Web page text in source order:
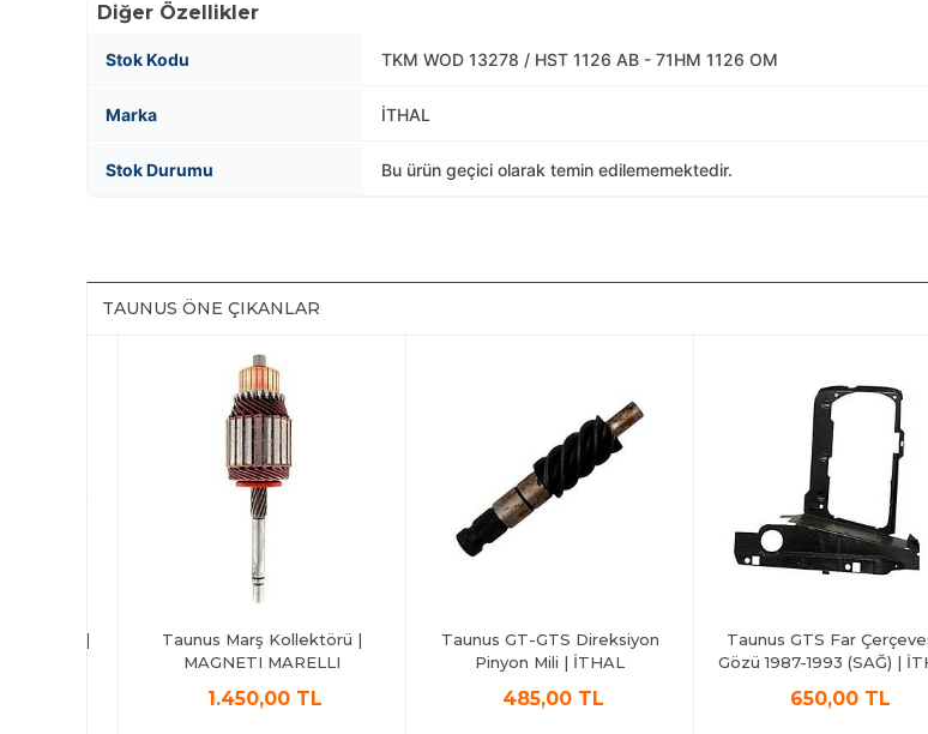
Diğer Özellikler
Stok Kodu TKM WOD 13278 / HST 1126 AB - 71HM 1126 OM
Marka İTHAL
Stok Durumu Bu ürün geçici olarak temin edilememektedir.
TAUNUS ÖNE ÇIKANLAR
Taunus Marş Kollektörü |
MAGNETI MARELLI
1.450,00 TL
Taunus GT-GTS Direksiyon
Pinyon Mili | İTHAL
485,00 TL
Taunus GTS Far Çerçevesi /
Gözü 1987-1993 (SAĞ) | İTHAL
650,00 TL